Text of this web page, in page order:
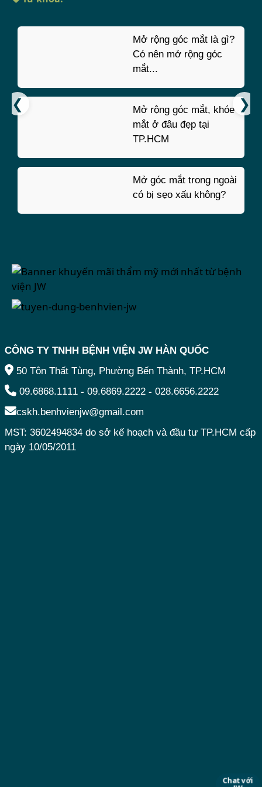
Mở rộng góc mắt là gì?
Có nên mở rộng góc
mắt...
Mở rộng góc mắt, khóe
mắt ở đâu đẹp tại
TP.HCM
Mở góc mắt trong ngoài
có bị sẹo xấu không?
Chat với
JW
CÔNG TY TNHH BỆNH VIỆN JW HÀN QUỐC
50 Tôn Thất Tùng, Phường Bến Thành, TP.HCM
09.6868.1111 - 09.6869.2222 - 028.6656.2222
cskh.benhvienjw@gmail.com
MST: 3602494834 do sở kế hoạch và đầu tư TP.HCM cấp
ngày 10/05/2011